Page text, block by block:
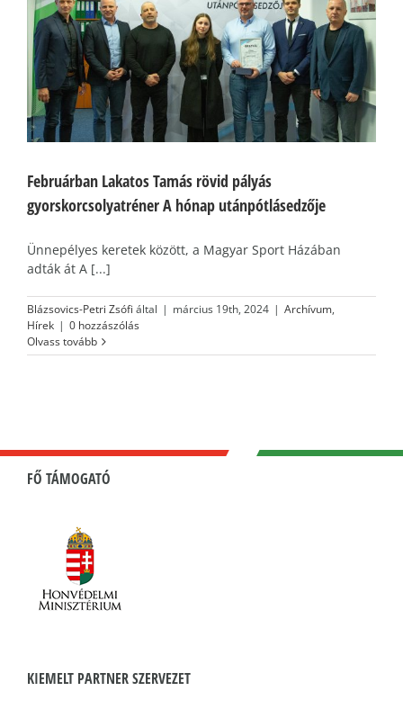
Februárban Lakatos Tamás rövid pályás
gyorskorcsolyatréner A hónap utánpótlásedzője
Ünnepélyes keretek között, a Magyar Sport Házában
adták át A [...]
Blázsovics-Petri Zsófi által | március 19th, 2024 | Archívum,
Hírek | 0 hozzászólás
Olvass tovább
FŐ TÁMOGATÓ
KIEMELT PARTNER SZERVEZET